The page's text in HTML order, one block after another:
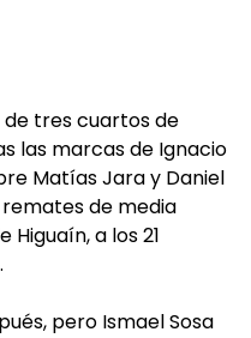
tres cuartos de
las marcas de Ignacio
Matías Jara y Daniel
de media
a los 21
pero Ismael Sosa